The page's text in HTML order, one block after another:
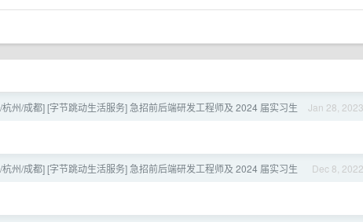
Jan 28, 2023
州/成都] [字节跳动生活服务] 急招前后端研发工程师及 2024 届实习生
Dec 8, 2022
州/成都] [字节跳动生活服务] 急招前后端研发工程师及 2024 届实习生